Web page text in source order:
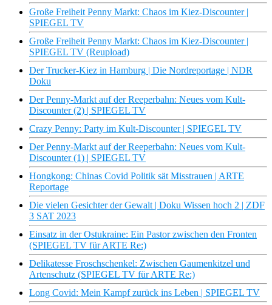
Große Freiheit Penny Markt: Chaos im Kiez-Discounter |
SPIEGEL TV
Große Freiheit Penny Markt: Chaos im Kiez-Discounter |
SPIEGEL TV (Reupload)
Der Trucker-Kiez in Hamburg | Die Nordreportage | NDR
Doku
Der Penny-Markt auf der Reeperbahn: Neues vom Kult-
Discounter (2) | SPIEGEL TV
Crazy Penny: Party im Kult-Discounter | SPIEGEL TV
Der Penny-Markt auf der Reeperbahn: Neues vom Kult-
Discounter (1) | SPIEGEL TV
Hongkong: Chinas Covid Politik sät Misstrauen | ARTE
Reportage
Die vielen Gesichter der Gewalt | Doku Wissen hoch 2 | ZDF
3 SAT 2023
Einsatz in der Ostukraine: Ein Pastor zwischen den Fronten
(SPIEGEL TV für ARTE Re:)
Delikatesse Froschschenkel: Zwischen Gaumenkitzel und
Artenschutz (SPIEGEL TV für ARTE Re:)
Long Covid: Mein Kampf zurück ins Leben | SPIEGEL TV